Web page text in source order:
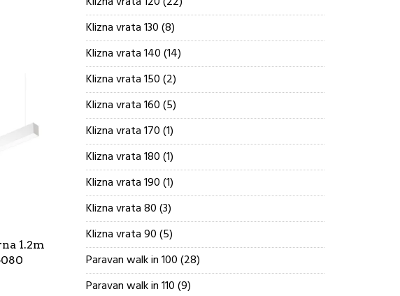
1.2m
proizvoda
Klizna vrata 130 88
proizvoda
Klizna vrata 140 1414
proizvoda
Klizna vrata 150 22
proizvoda
Klizna vrata 160 55
proizvoda
Klizna vrata 170 11
proizvod
Klizna vrata 180 11
proizvod
Klizna vrata 190 11
proizvod
Klizna vrata 80 33
proizvoda
Klizna vrata 90 55
proizvoda
Paravan walk in 100 2828
proizvoda
Paravan walk in 110 99